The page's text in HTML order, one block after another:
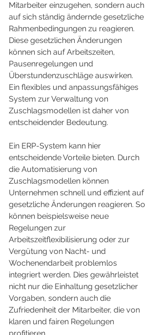
Mitarbeiter einzugehen, sondern auch
auf sich ständig ändernde gesetzliche
Rahmenbedingungen zu reagieren.
Diese gesetzlichen Änderungen
können sich auf Arbeitszeiten,
Pausenregelungen und
Überstundenzuschläge auswirken.
Ein flexibles und anpassungsfähiges
System zur Verwaltung von
Zuschlagsmodellen ist daher von
entscheidender Bedeutung.
Ein ERP-System kann hier
entscheidende Vorteile bieten. Durch
die Automatisierung von
Zuschlagsmodellen können
Unternehmen schnell und effizient auf
gesetzliche Änderungen reagieren. So
können beispielsweise neue
Regelungen zur
Arbeitszeitflexibilisierung oder zur
Vergütung von Nacht- und
Wochenendarbeit problemlos
integriert werden. Dies gewährleistet
nicht nur die Einhaltung gesetzlicher
Vorgaben, sondern auch die
Zufriedenheit der Mitarbeiter, die von
klaren und fairen Regelungen